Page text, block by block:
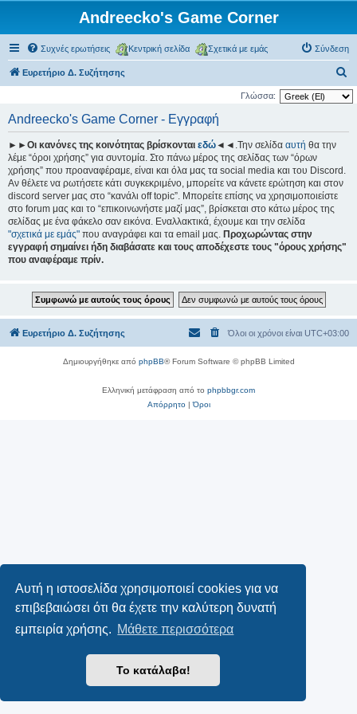
Αυτή η ιστοσελίδα χρησιμοποιεί cookies για να
επιβεβαιώσει ότι θα έχετε την καλύτερη δυνατή
εμπειρία χρήσης. Μάθετε περισσότερα
Το κατάλαβα!
Andreecko's Game Corner
Συχνές ερωτήσεις Κεντρική σελίδα Σχετικά με εμάς Σύνδεση
Ευρετήριο Δ. Συζήτησης
ν
Γλώσσα:
Andreecko's Game Corner - Εγγραφή
►►Οι κανόνες της κοινότητας βρίσκονται εδώ◄◄.Την σελίδα αυτή θα την
λέμε “όροι χρήσης” για συντομία. Στο πάνω μέρος της σελίδας των “όρων
χρήσης” που προαναφέραμε, είναι και όλα μας τα social media και του Discord.
Αν θέλετε να ρωτήσετε κάτι συγκεκριμένο, μπορείτε να κάνετε ερώτηση και στον
discord server μας στο “κανάλι off topic”. Μπορείτε επίσης να χρησιμοποιείστε
στο forum μας και το “επικοινωνήστε μαζί μας”, βρίσκεται στο κάτω μέρος της
σελίδας με ένα φάκελο σαν εικόνα. Εναλλακτικά, έχουμε και την σελίδα
"σχετικά με εμάς" που αναγράφει και τα email μας. Προχωρώντας στην
εγγραφή σημαίνει ήδη διαβάσατε και τους αποδέχεστε τους "όρους χρήσης"
που αναφέραμε πρίν.
Ευρετήριο Δ. Συζήτησης Όλοι οι χρόνοι είναι UTC+03:00
Δημιουργήθηκε από phpBB® Forum Software © phpBB Limited
Ελληνική μετάφραση από το phpbbgr.com
Απόρρητο|Όροι